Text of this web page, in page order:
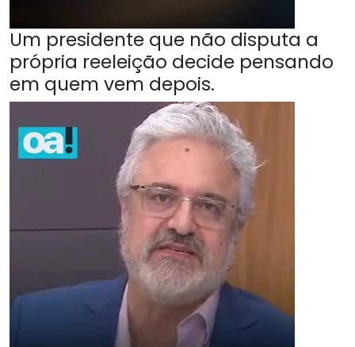
Um presidente que não disputa a
própria reeleição decide pensando
em quem vem depois.